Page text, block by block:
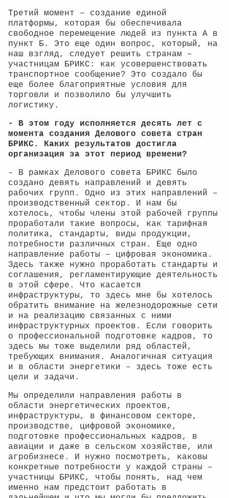
Третий момент – создание единой
платформы, которая бы обеспечивала
свободное перемещение людей из пункта А в
пункт Б. Это еще один вопрос, который, на
наш взгляд, следует решить странам –
участницам БРИКС: как усовершенствовать
транспортное сообщение? Это создало бы
еще более благоприятные условия для
торговли и позволило бы улучшить
логистику.
- В этом году исполняется десять лет с
момента создания Делового совета стран
БРИКС. Каких результатов достигла
организация за этот период времени?
- В рамках Делового совета БРИКС было
создано девять направлений и девять
рабочих групп. Одно из этих направлений –
производственный сектор. И нам бы
хотелось, чтобы члены этой рабочей группы
проработали такие вопросы, как тарифная
политика, стандарты, виды продукции,
потребности различных стран. Еще одно
направление работы – цифровая экономика.
Здесь также нужно проработать стандарты и
соглашения, регламентирующие деятельность
в этой сфере. Что касается
инфраструктуры, то здесь мне бы хотелось
обратить внимание на железнодорожные сети
и на реализацию связанных с ними
инфраструктурных проектов. Если говорить
о профессиональной подготовке кадров, то
здесь мы тоже выделили ряд областей,
требующих внимания. Аналогичная ситуация
и в области энергетики – здесь тоже есть
цели и задачи.
Мы определили направления работы в
области энергетических проектов,
инфраструктуры, в финансовом секторе,
производстве, цифровой экономике,
подготовке профессиональных кадров, в
авиации и даже в сельском хозяйстве, или
агробизнесе. И нужно посмотреть, каковы
конкретные потребности у каждой страны –
участницы БРИКС, чтобы понять, над чем
именно нам предстоит работать в